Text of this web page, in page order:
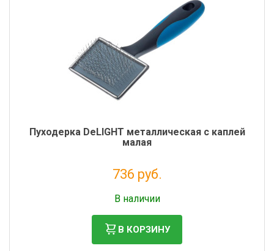
Пуходерка DeLIGHT металлическая c каплей
малая
736 руб.
В наличии
В КОРЗИНУ